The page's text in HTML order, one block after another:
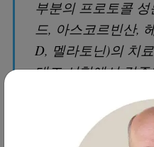
부분의 프로토콜
드, 아스코르빈산,
D, 멜라토닌)의 치
대조 시험에서 검
력하게 뒷받침된
다(Entrenas Castillo